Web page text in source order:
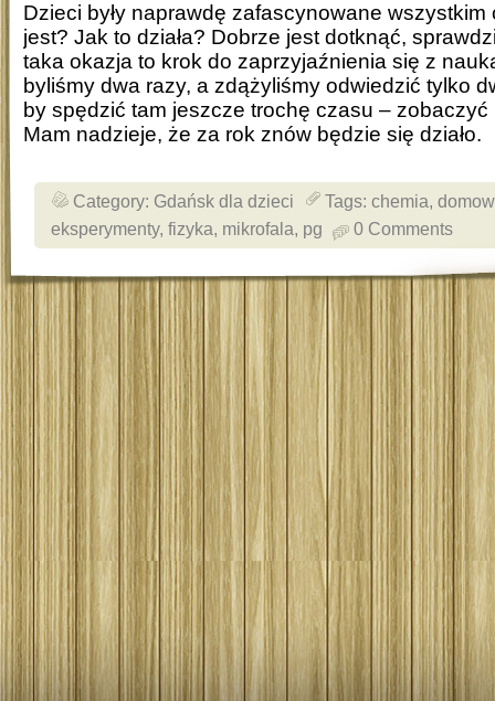
Dzieci były naprawdę zafascynowane wszystkim
jest? Jak to działa? Dobrze jest dotknąć,
taka okazja to krok do zaprzyjaźnienia się z
byliśmy dwa razy, a zdążyliśmy odwiedzić tylko
by spędzić tam jeszcze trochę czasu – zobaczyć
Mam nadzieje, że za rok znów będzie się działo.
Category: Gdańsk dla dzieci Tags: chemia,
eksperymenty, fizyka, mikrofala, pg 0 Comments